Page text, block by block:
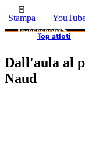
Stampa
Top atleti
Dall'aula al
Naud